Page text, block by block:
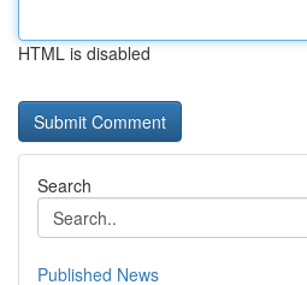
HTML is disabled
Search
Published News